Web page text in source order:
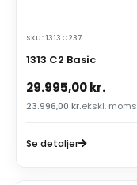
SKU: 1313C237
1313 C2 Basic
29.995,00kr.
23.996,00 kr.ekskl. moms
Se detaljer